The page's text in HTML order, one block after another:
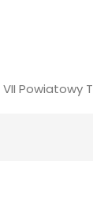
VII Powiatowy